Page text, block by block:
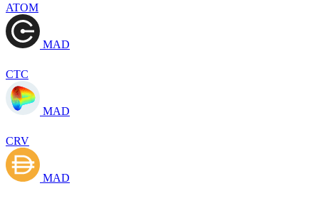
ATOM
MAD
CTC
MAD
CRV
MAD